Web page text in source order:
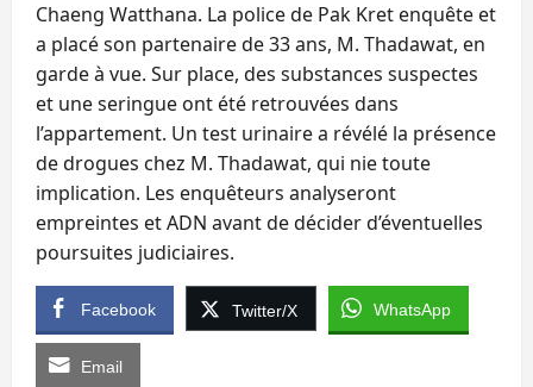
Chaeng Watthana. La police de Pak Kret enquête et
a placé son partenaire de 33 ans, M. Thadawat, en
garde à vue. Sur place, des substances suspectes
et une seringue ont été retrouvées dans
l’appartement. Un test urinaire a révélé la présence
de drogues chez M. Thadawat, qui nie toute
implication. Les enquêteurs analyseront
empreintes et ADN avant de décider d’éventuelles
poursuites judiciaires.
Facebook Twitter/X WhatsApp
Email